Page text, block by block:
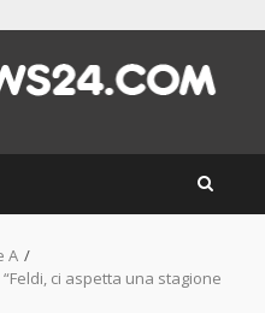
A
ci aspetta una stagione